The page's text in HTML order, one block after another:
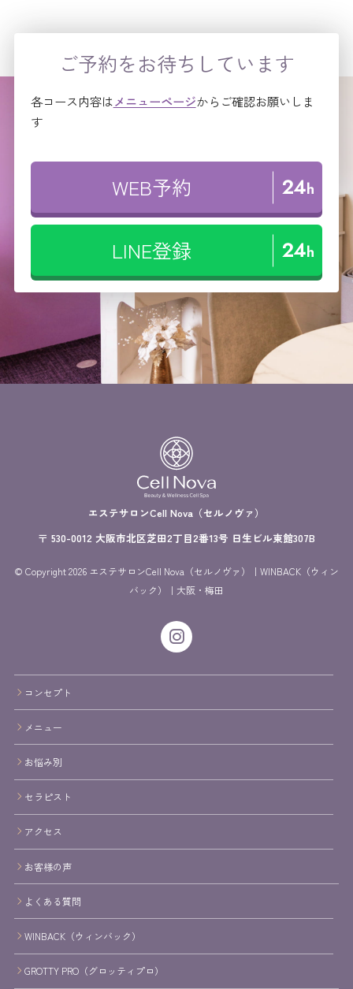
ご予約をお待ちしています
各コース内容はメニューページからご確認お願いしま
す
WEB予約
LINE登録
エステサロンCell Nova（セルノヴァ）
〒 530-0012 大阪市北区芝田2丁目2番13号 日生ビル東館307B
© Copyright 2026 エステサロンCell Nova（セルノヴァ）｜WINBACK（ウィン
バック）｜大阪・梅田
コンセプト
メニュー
お悩み別
セラピスト
アクセス
お客様の声
よくある質問
WINBACK（ウィンバック）
GROTTY PRO（グロッティプロ）